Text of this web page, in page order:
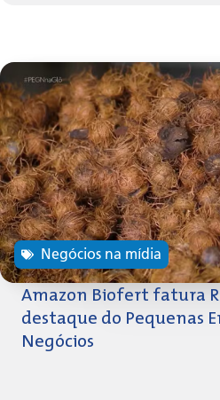
Negócios na mídia
Amazon Biofert fatura
destaque do Pequenas
Negócios